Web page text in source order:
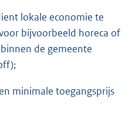
lokale economie te
bijvoorbeeld horeca of
de gemeente
minimale toegangsprijs